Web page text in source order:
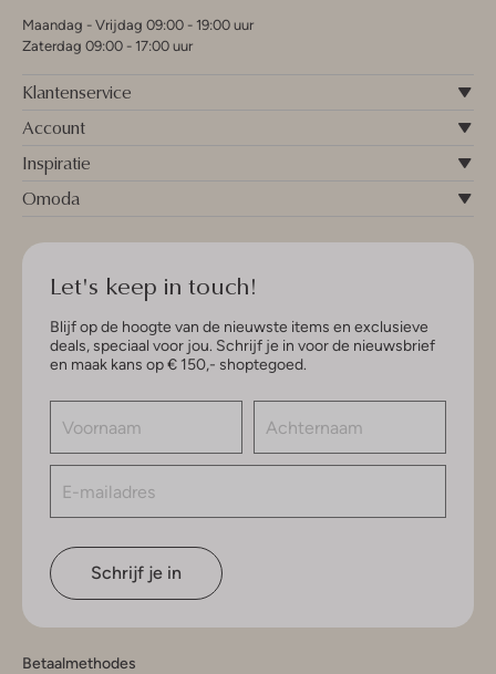
Maandag - Vrijdag 09:00 - 19:00 uur
Zaterdag 09:00 - 17:00 uur
Klantenservice
Account
Inspiratie
Omoda
Let's keep in touch!
Blijf op de hoogte van de nieuwste items en exclusieve
deals, speciaal voor jou. Schrijf je in voor de nieuwsbrief
en maak kans op € 150,- shoptegoed.
Schrijf je in
Betaalmethodes